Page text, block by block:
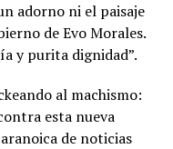
adorno ni el paisaje
de Evo Morales.
y purita dignidad”.
al machismo:
esta nueva
de noticias